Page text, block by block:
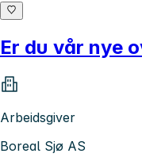
Er du vår nye
Arbeidsgiver
Boreal Sjø AS